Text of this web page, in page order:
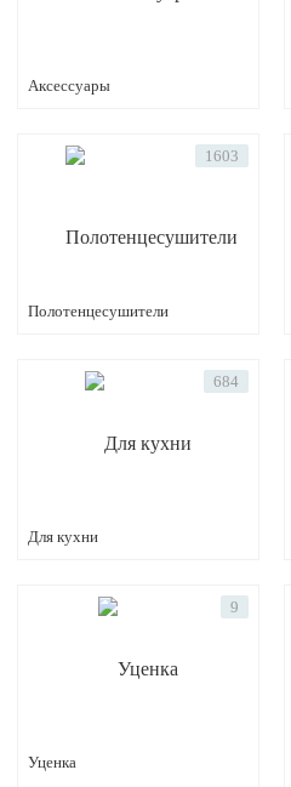
Аксессуары
Полотенцесушители
1603
Для кухни
684
Уценка
9